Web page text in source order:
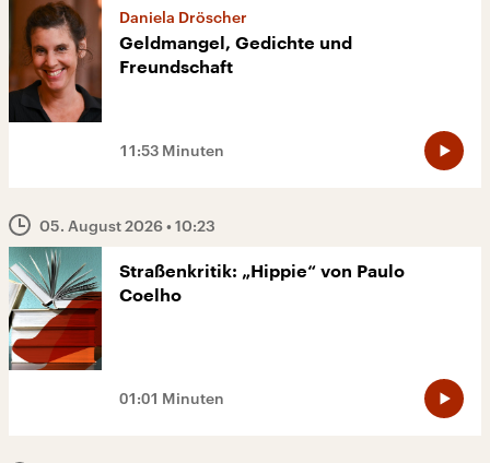
Daniela Dröscher
Geldmangel, Gedichte und
Freundschaft
11:53 Minuten
05. August 2026• 10:23
Straßenkritik: „Hippie“ von Paulo
Coelho
01:01 Minuten